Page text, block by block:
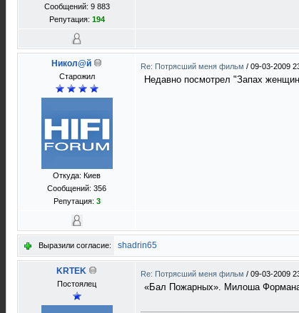
Сообщений: 9 883
Репутация: 194
Никол@й
Старожил
Откуда: Киев
Сообщений: 356
Репутация: 3
Re: Потрясший меня фильм / 09-03-2009
Недавно посмотрел "Запах
Выразили согласие: shadrin65
KRTEK
Постоялец
Re: Потрясший меня фильм / 09-03-2009
«Бал Пожарных». Милоша